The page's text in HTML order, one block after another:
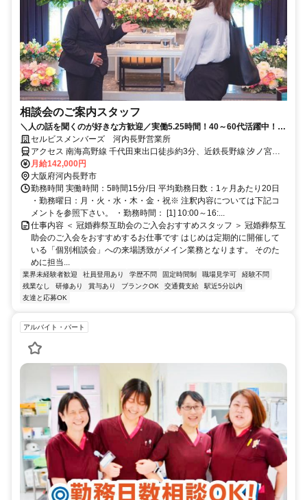
相談会のご案内スタッフ
＼人の話を聞くのが好きな方歓迎／実働5.25時間！40～60代活躍中！10
～16時迄＆土日休◎入社3年で月収30万も可！
セルビスメンバーズ 河内長野営業所
アクセス 南海高野線 千代田東出口徒歩約3分、近鉄長野線 汐ノ宮徒
歩約18分、南海高野線 滝谷（大阪府）徒歩約19分
月給142,000円
大阪府河内長野市
勤務時間 実働時間：5時間15分/日 平均勤務日数：1ヶ月あたり20日
・勤務曜日：月・火・水・木・金・祝※ 注釈内容については下記コ
メントを参照下さい。 ・勤務時間： [1] 10:00～16:...
仕事内容 ＜ 冠婚葬祭互助会のご入会おすすめスタッフ ＞ 冠婚葬祭互
助会のご入会をおすすめするお仕事です はじめは定期的に開催して
いる「個別相談会」への来場誘致がメイン業務となります。 そのた
めに担当...
業界未経験者歓迎 社員登用あり 学歴不問 固定時間制 職場見学可
経験不問
残業なし
研修あり 賞与あり ブランクOK 交通費支給
駅近5分以内
友達と応募OK
アルバイト・パート